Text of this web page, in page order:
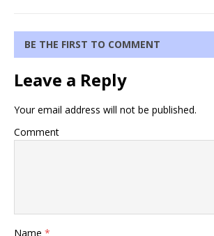
BE THE FIRST TO COMMENT
Leave a Reply
Your email address will not be published.
Comment
Name *